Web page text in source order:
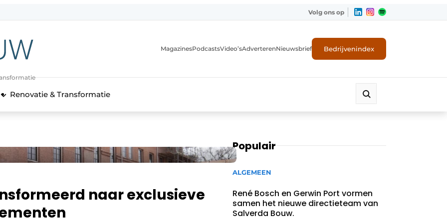
Volg ons op
MagazinesPodcastsVideo’sAdverterenNieuwsbrief Bedrijvenindex
Renovatie & Transformatie
naar exclusieve
Populair
ALGEMEEN
René Bosch en Gerwin Port vormen
samen het nieuwe directieteam van
Salverda Bouw.